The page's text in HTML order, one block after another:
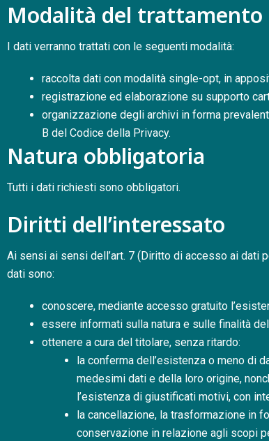
Modalità del trattamento
I dati verranno trattati con le seguenti modalità:
raccolta dati con modalità single-opt, in
registrazione ed elaborazione su supporto
organizzazione degli archivi in forma
B del Codice della Privacy.
Natura obbligatoria
Tutti i dati richiesti sono obbligatori.
Diritti dell’interessato
Ai sensi ai sensi dell’art. 7 (Diritto di accesso ai dati
dati sono:
conoscere, mediante accesso gratuito
essere informati sulla natura e sulle finalità
ottenere a cura del titolare, senza ritardo:
la conferma dell’esistenza o meno di
medesimi dati e della loro origine,
l’esistenza di giustificati motivi, con
la cancellazione, la trasformazione in
conservazione in relazione agli scopi